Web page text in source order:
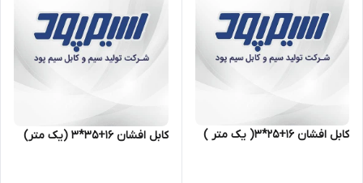
کابل افشان 16+25*3( یک متر ) کابل افشان ۱۶+۳۵*۳ (یک متر)